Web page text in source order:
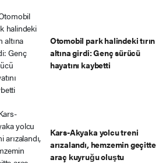
Otomobil park halindeki tırın
altına girdi: Genç sürücü
hayatını kaybetti
Kars-Akyaka yolcu treni
arızalandı, hemzemin geçitte
araç kuyruğu oluştu